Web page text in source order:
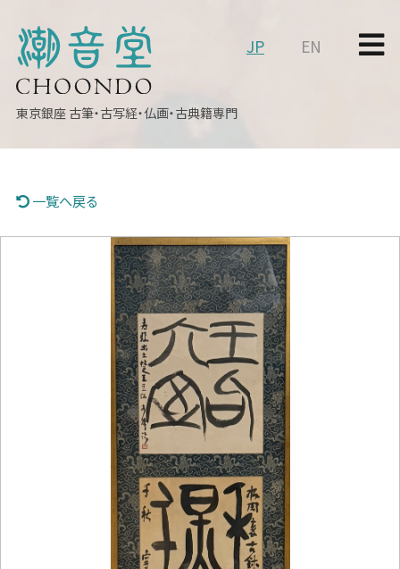
東京銀座 古筆・古写経・仏画・古典籍専門
JP EN
一覧へ戻る